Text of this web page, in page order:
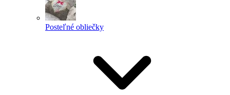
Posteľné obliečky